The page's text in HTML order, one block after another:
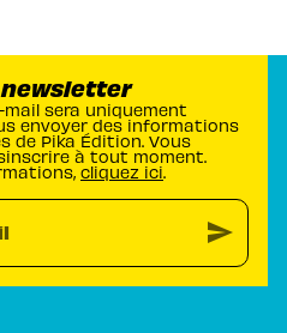
sera uniquement
envoyer des informations
de Pika Édition. Vous
à tout moment.
cliquez ici.
send